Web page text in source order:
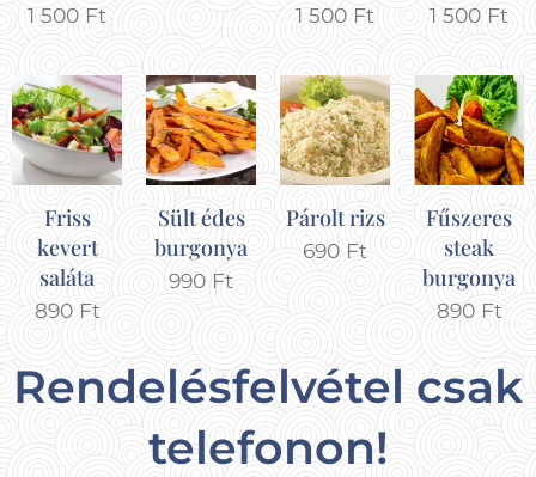
1 500 Ft 1 500 Ft 1 500 Ft
Friss
kevert
saláta
890Ft
Sült édes
burgonya
990 Ft
Párolt rizs
690 Ft
Fűszeres
steak
burgonya
890Ft
Rendelésfelvétel csak
telefonon!